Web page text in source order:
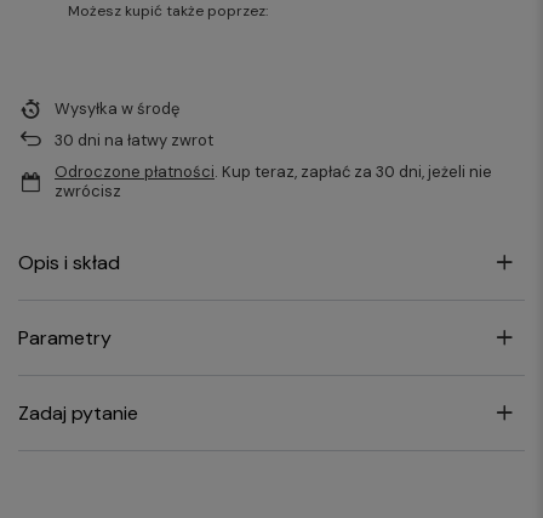
Możesz kupić także poprzez:
Wysyłka w środę
30 dni na łatwy zwrot
Odroczone płatności. Kup teraz, zapłać za 30 dni, jeżeli nie
zwrócisz
Opis i skład
Parametry
Zadaj pytanie